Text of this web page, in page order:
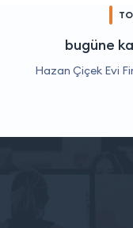
bugüne
Hazan Çiçek Evi